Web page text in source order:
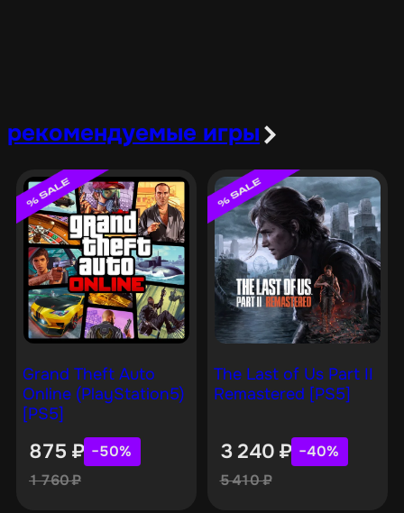
рекомендуемые игры
Grand Theft Auto
Online (PlayStation5)
[PS5]
875 ₽ −50%
1 760₽
The Last of Us Part II
Remastered [PS5]
3 240 ₽ −40%
5 410₽